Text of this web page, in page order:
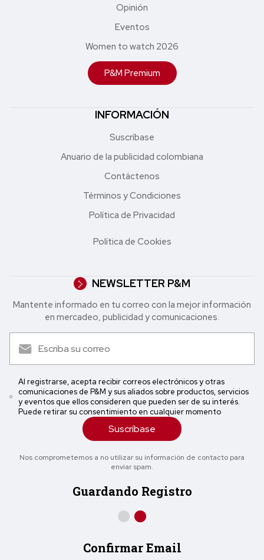
Opinión
Eventos
Women to watch 2026
P&M Premium
INFORMACIÓN
Suscríbase
Anuario de la publicidad colombiana
Contáctenos
Términos y Condiciones
Política de Privacidad
Política de Cookies
NEWSLETTER P&M
Mantente informado en tu correo con la mejor in formación
en mercadeo, publicidad y comunicaciones.
Al registrarse, acepta recibir correos electrónicos y otras
comunicaciones de P&M y sus aliados sobre productos, servicios
y eventos que ellos consideren que pueden ser de su interés.
Puede retirar su consentimiento en cualquier momento
Suscríbase
Nos comprometemos a no utilizar su información de contacto para
enviar spam.
Guardando Registro
Confirmar Email